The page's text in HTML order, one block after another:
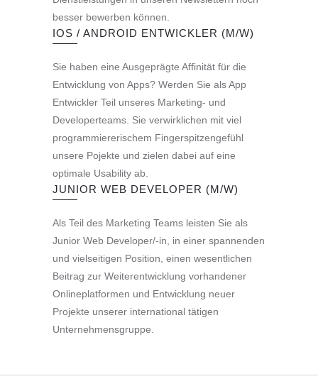
besser bewerben können.
IOS / ANDROID ENTWICKLER (M/W)
Sie haben eine Ausgeprägte Affinität für die
Entwicklung von Apps? Werden Sie als App
Entwickler Teil unseres Marketing- und
Developerteams. Sie verwirklichen mit viel
programmiererischem Fingerspitzengefühl
unsere Pojekte und zielen dabei auf eine
optimale Usability ab.
JUNIOR WEB DEVELOPER (M/W)
Als Teil des Marketing Teams leisten Sie als
Junior Web Developer/-in, in einer spannenden
und vielseitigen Position, einen wesentlichen
Beitrag zur Weiterentwicklung vorhandener
Onlineplatformen und Entwicklung neuer
Projekte unserer international tätigen
Unternehmensgruppe.